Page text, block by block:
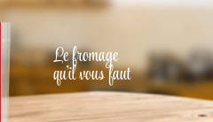
Le fromage
qu'il vous faut